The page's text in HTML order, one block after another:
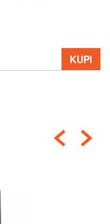
KUPI